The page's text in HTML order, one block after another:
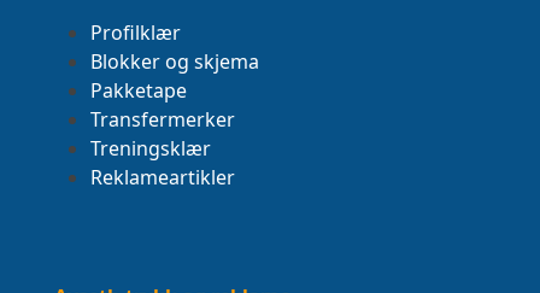
Profilklær
Blokker og skjema
Pakketape
Transfermerker
Treningsklær
Reklameartikler